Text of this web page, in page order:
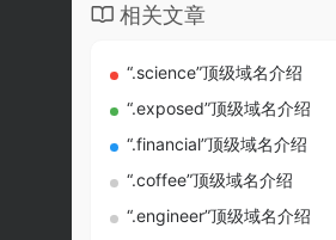
相关文章
“.science”顶级域名介绍
“.exposed”顶级域名介绍
“.financial”顶级域名介绍
“.coffee”顶级域名介绍
“.engineer”顶级域名介绍